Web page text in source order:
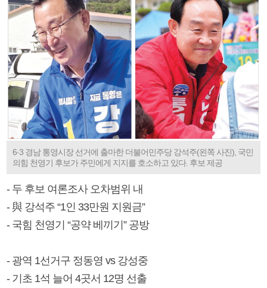
6·3 경남 통영시장 선거에 출마한 더불어민주당 강석주(왼쪽 사진), 국민
의힘 천영기 후보가 주민에게 지지를 호소하고 있다. 후보 제공
- 두 후보 여론조사 오차범위 내
- 與 강석주 “1인 33만원 지원금”
- 국힘 천영기 “공약 베끼기” 공방
- 광역 1선거구 정동영 vs 강성중
- 기초 1석 늘어 4곳서 12명 선출